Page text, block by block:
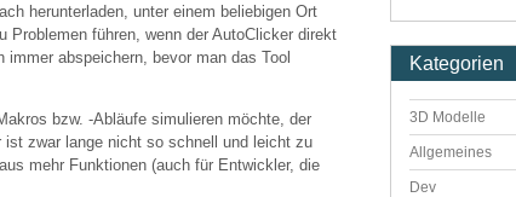
herunterladen, unter einem beliebigen Ort
führen, wenn der AutoClicker direkt
abspeichern, bevor man das Tool
bzw. -Abläufe simulieren möchte, der
ist zwar lange nicht so schnell und leicht zu
mehr Funktionen (auch für Entwickler, die
Kategorien
3D Modelle
Allgemeines
Dev